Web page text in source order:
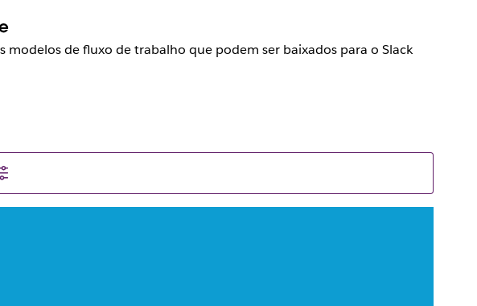
de fluxo de trabalho que podem ser baixados para o Slack